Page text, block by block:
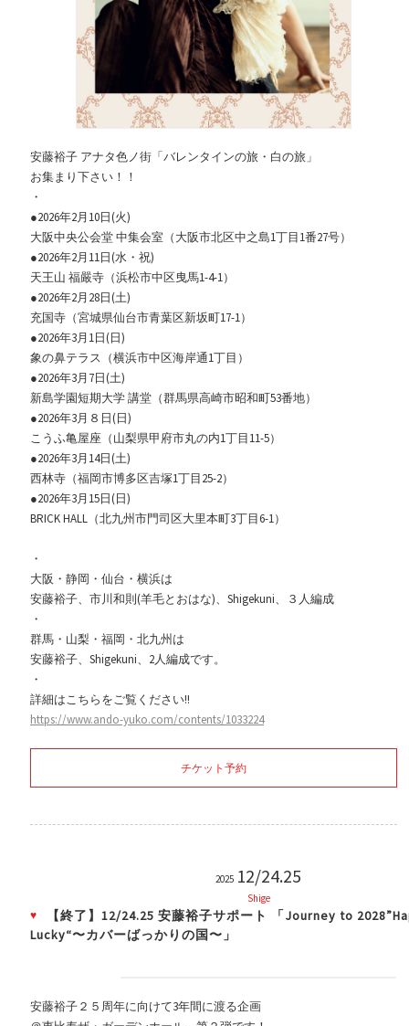
安藤裕子 アナタ色ノ街「バレンタインの旅・白の旅」
お集まり下さい！！
・
●2026年2月10日(火)
大阪中央公会堂 中集会室（大阪市北区中之島1丁目1番27号）
●2026年2月11日(水・祝)
天王山 福嚴寺（浜松市中区曳馬1-4-1）
●2026年2月28日(土)
充国寺（宮城県仙台市青葉区新坂町17-1）
●2026年3月1日(日)
象の鼻テラス（横浜市中区海岸通1丁目）
●2026年3月7日(土)
新島学園短期大学 講堂（群馬県高崎市昭和町53番地）
●2026年3月８日(日)
こうふ亀屋座（山梨県甲府市丸の内1丁目11-5）
●2026年3月14日(土)
西林寺（福岡市博多区吉塚1丁目25-2）
●2026年3月15日(日)
BRICK HALL（北九州市門司区大里本町3丁目6-1）
・
大阪・静岡・仙台・横浜は
安藤裕子、市川和則(羊毛とおはな)、Shigekuni、３人編成
・
群馬・山梨・福岡・北九州は
安藤裕子、Shigekuni、2人編成です。
・
詳細はこちらをご覧ください!!
https://www.ando-yuko.com/contents/1033224
チケット予約
2025 12/24.25
Shige
【終了】12/24.25 安藤裕子サポート 「Journey to
Lucky“〜カバーばっかりの国〜」
安藤裕子２５周年に向けて3年間に渡る企画